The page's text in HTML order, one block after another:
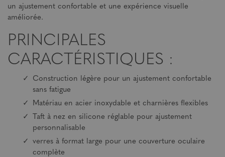
un ajustement confortable et une expérience visuelle
améliorée.
PRINCIPALES
CARACTÉRISTIQUES :
Construction légère pour un ajustement confortable
sans fatigue
Matériau en acier inoxydable et charnières flexibles
Taft à nez en silicone réglable pour ajustement
personnalisable
verres à format large pour une couverture oculaire
complète